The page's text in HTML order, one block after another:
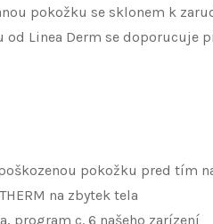
pokožku se sklonem k
od Linea Derm se doporucuje
pokožku pred tím
na zbytek tela
program c. 6 našeho zarízení